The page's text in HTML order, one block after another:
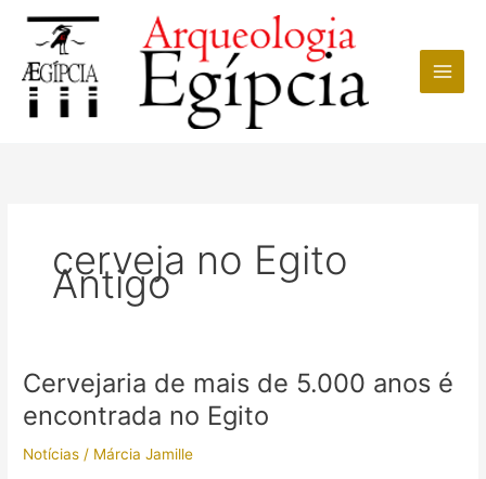
conteúdo
cerveja no Egito
Antigo
Cervejaria de mais de 5.000 anos é
encontrada no Egito
Notícias / Márcia Jamille